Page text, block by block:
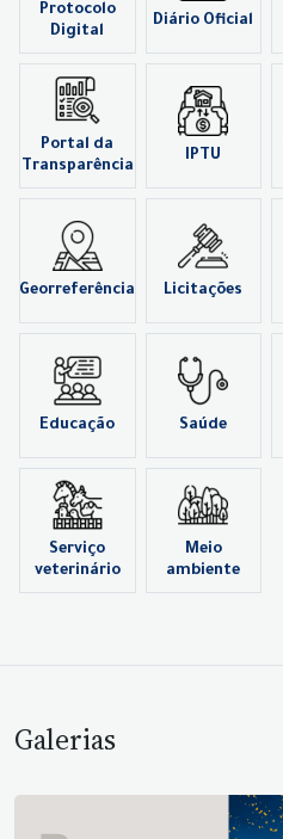
Protocolo
Digital
Diário Oficial
Portal da
Transparência
IPTU
Georreferência Licitações
Educação Saúde
Serviço
veterinário
Meio
ambiente
Galerias